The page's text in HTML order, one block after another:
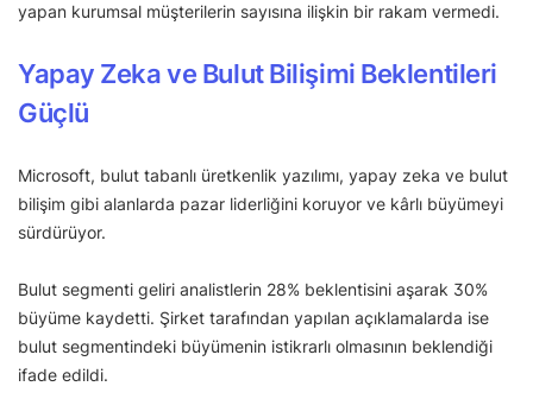
yapan kurumsal müşterilerin sayısına ilişkin bir rakam vermedi.
Yapay Zeka ve Bulut Bilişimi Beklentileri
Güçlü
Microsoft, bulut tabanlı üretkenlik yazılımı, yapay zeka ve bulut
bilişim gibi alanlarda pazar liderliğini koruyor ve kârlı büyümeyi
sürdürüyor.
Bulut segmenti geliri analistlerin 28% beklentisini aşarak 30%
büyüme kaydetti. Şirket tarafından yapılan açıklamalarda ise
bulut segmentindeki büyümenin istikrarlı olmasının beklendiği
ifade edildi.